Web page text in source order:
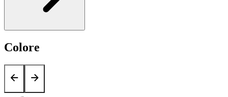
Colore